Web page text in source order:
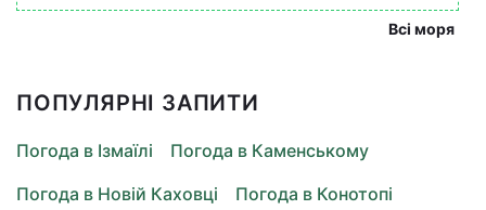
Всі моря
ПОПУЛЯРНІ ЗАПИТИ
Погода в Ізмаїлі
Погода в Каменському
Погода в Новій Каховці
Погода в Конотопі